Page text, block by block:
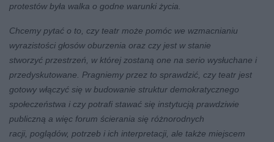
protestów była walka o godne warunki życia.
Chcemy pytać o to, czy teatr może pomóc we wzmacnianiu
wyrazistości głosów oburzenia oraz czy jest w stanie
stworzyć przestrzeń, w której zostaną one na serio wysłuchane i
przedyskutowane. Pragniemy przez to sprawdzić, czy teatr jest
gotowy włączyć się w budowanie struktur demokratycznego
społeczeństwa i czy potrafi stawać się instytucją prawdziwie
publiczną a więc forum ścierania się różnorodnych
racji, poglądów, potrzeb i ich interpretacji, ale także miejscem